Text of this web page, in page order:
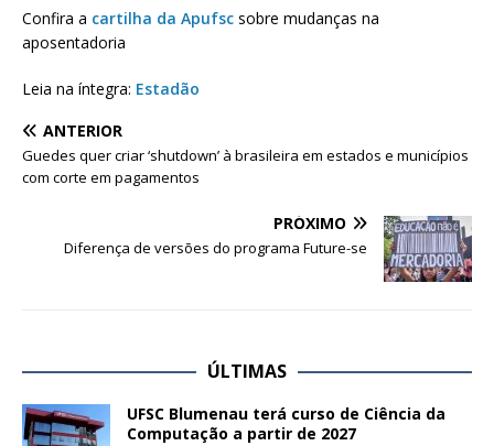
Confira a cartilha da Apufsc sobre mudanças na
aposentadoria
Leia na íntegra: Estadão
ANTERIOR
Guedes quer criar ‘shutdown’ à brasileira em estados e municípios
com corte em pagamentos
PRÓXIMO
Diferença de versões do programa Future-se
ÚLTIMAS
UFSC Blumenau terá curso de Ciência da
Computação a partir de 2027